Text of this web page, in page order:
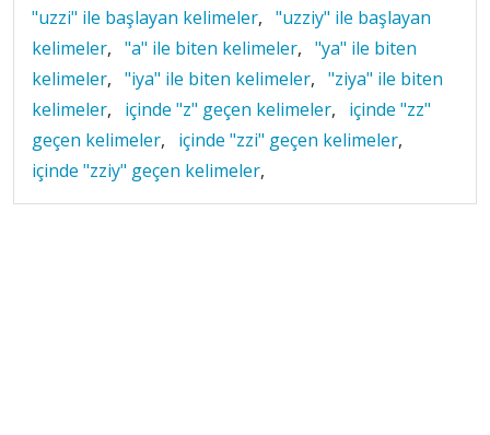
"uzzi" ile başlayan kelimeler, "uzziy" ile başlayan
kelimeler, "a" ile biten kelimeler, "ya" ile biten
kelimeler, "iya" ile biten kelimeler, "ziya" ile biten
kelimeler, içinde "z" geçen kelimeler,
içinde "zz"
geçen kelimeler, içinde "zzi" geçen kelimeler,
içinde "zziy" geçen kelimeler,